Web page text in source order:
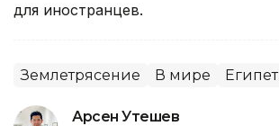
для иностранцев.
Землетрясение В мире Египет
Арсен Утешев